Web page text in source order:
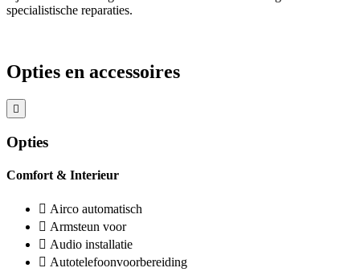
specialistische reparaties.
Opties en accessoires
Opties
Comfort & Interieur
Airco automatisch
Armsteun voor
Audio installatie
Autotelefoonvoorbereiding